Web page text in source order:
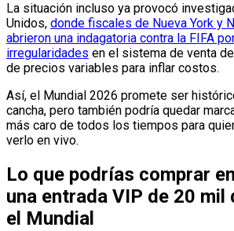
La situación incluso ya provocó
Unidos, donde fiscales de Nueva York y
abrieron una indagatoria contra la FIFA
irregularidades en el sistema de venta
de precios variables para inflar costos.
Así, el Mundial 2026 promete ser
cancha, pero también podría quedar
más caro de todos los tiempos para
verlo en vivo.
Lo que podrías comprar
una entrada VIP de 20 mil
el Mundial